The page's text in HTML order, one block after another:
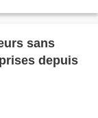
sans
depuis